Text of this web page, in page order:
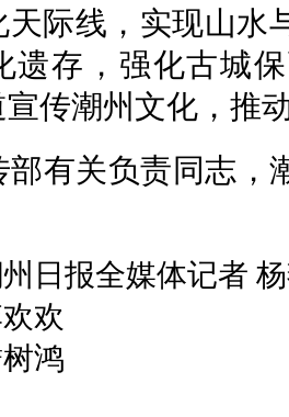
天际线，实现山水
遗存，强化古城
传潮州文化，推
部有关负责同志，
日报全媒体记者
欢
鸿